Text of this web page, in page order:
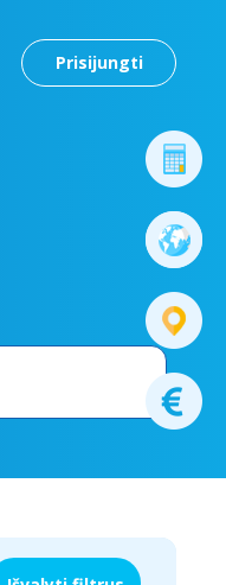
Prisijungti